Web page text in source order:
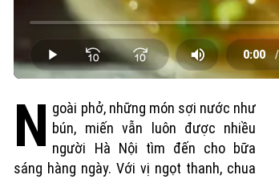
Loaded:
Play Mute
Time
0:00
/
N goài phở, những món sợi nước như
bún, miến vẫn luôn được nhiều
người Hà Nội tìm đến cho bữa
sáng hàng ngày. Với vị ngọt thanh, chua